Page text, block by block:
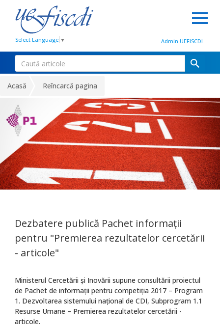
Select Language ▼ Admin UEFISCDI
Acasă Reîncarcă pagina
Dezbatere publică Pachet informații
pentru "Premierea rezultatelor cercetării
- articole"
Ministerul Cercetării și Inovării supune consultării proiectul
de Pachet de informații pentru competiția 2017 – Program
1. Dezvoltarea sistemului național de CDI, Subprogram 1.1
Resurse Umane – Premierea rezultatelor cercetării -
articole.